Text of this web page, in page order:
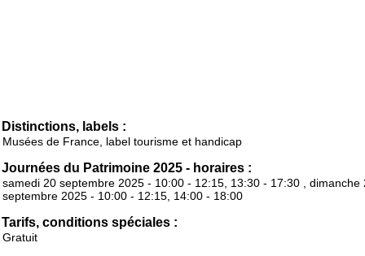
Distinctions, labels :
Musées de France, label tourisme et handicap
Journées du Patrimoine 2025 - horaires :
samedi 20 septembre 2025 - 10:00 - 12:15, 13:30 - 17:30 , dimanche
septembre 2025 - 10:00 - 12:15, 14:00 - 18:00
Tarifs, conditions spéciales :
Gratuit